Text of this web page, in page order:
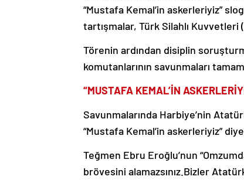
“Mustafa Kemal’in askerleriyiz”
tartışmalar, Türk Silahlı
Törenin ardından disiplin
komutanlarının savunmaları
“MUSTAFA KEMAL’İN
Savunmalarında Harbiye’nin
“Mustafa Kemal’in askerleriyiz”
Teğmen Ebru Eroğlu’nun
brövesini alamazsınız.Bizler